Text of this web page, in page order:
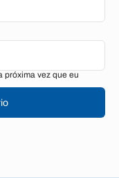
próxima vez que eu